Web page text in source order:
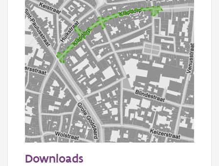
Informatie Vlaanderen
Downloads